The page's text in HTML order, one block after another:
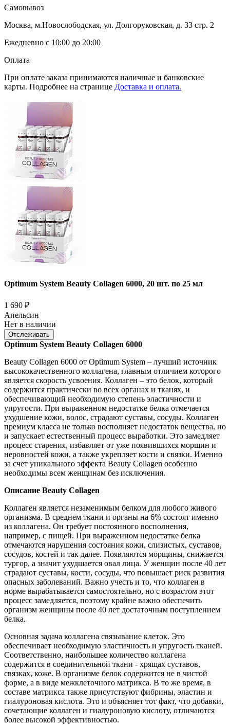
Самовывоз
Москва, м.Новослободская, ул. Долгоруковская, д. 33 стр. 2
Ежедневно с 10:00 до 20:00
Оплата
При оплате заказа принимаются наличные и банковские
карты. Подробнее на странице Доставка и оплата.
Optimum System Beauty Collagen 6000, 20 шт. по 25 мл
1 690 ₽
Апельсин
Нет в наличии
Отслеживать
Optimum System Beauty Collagen 6000
Beauty Collagen 6000 от Optimum System – лучший источник
высококачественного коллагена, главным отличием которого
является скорость усвоения. Коллаген – это белок, который
содержится практически во всех органах и тканях, и
обеспечивающий необходимую степень эластичности и
упругости. При выраженном недостатке белка отмечается
ухудшение кожи, волос, страдают суставы, сосуды. Коллаген
премиум класса не только восполняет недостаток вещества, но
и запускает естественный процесс выработки. Это замедляет
процесс старения, избавляет от уже появившихся морщин и
неровностей кожи, а также укрепляет кости и связки. Именно
за счет уникального эффекта Beauty Collagen особенно
необходимы всем женщинам без исключения.
Описание Beauty Collagen
Коллаген является незаменимым белком для любого живого
организма. В среднем ткани и органы на 6% состоят именно
из коллагена. Он требует постоянного восполнения,
например, с пищей. При выраженном недостатке белка
отмечаются нарушения состояния кожи, слизистых, суставов,
сосудов, костей и так далее. Появляются морщины, снижается
тургор, а значит ухудшается овал лица. У женщин после 40 лет
страдают суставы, кости, сосуды, что повышает риск развития
опасных заболеваний. Важно учесть и то, что коллаген в
норме вырабатывается самостоятельно, но с возрастом этот
процесс замедляется, поэтому крайне важно обеспечить
организм женщины после 40 лет достаточным поступлением
белка.
Основная задача коллагена связывание клеток. Это
обеспечивает необходимую эластичность и упругость тканей.
Соответственно, наибольшее количество коллагена
содержится в соединительной ткани - хрящах суставов,
связках, коже. В организме белок содержится не в чистой
форме, а в виде межклеточного матрикса. В то же время, в
составе матрикса также присутствуют фибрины, эластин и
гиалуроновая кислота. Это и объясняет тот факт, что добавки,
сочетающие коллаген и гиалуроновую кислоту, отличаются
более высокой эффективностью.